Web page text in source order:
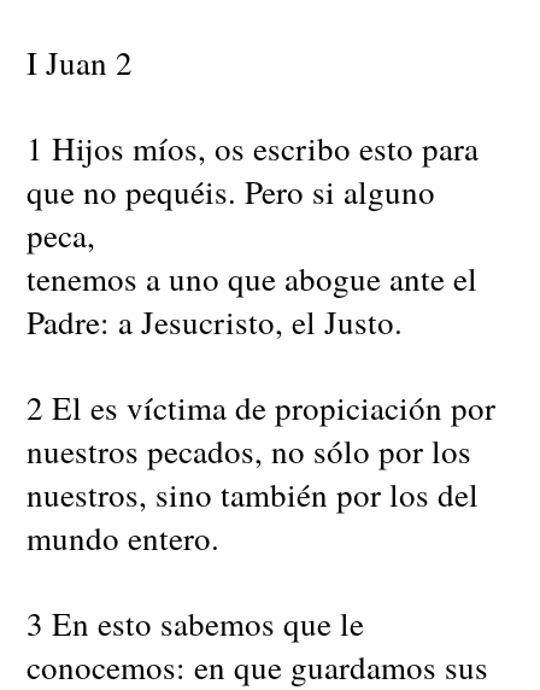
I Juan 2
1 Hijos míos, os escribo esto para
que no pequéis. Pero si alguno
peca,
tenemos a uno que abogue ante el
Padre: a Jesucristo, el Justo.
2 El es víctima de propiciación por
nuestros pecados, no sólo por los
nuestros, sino también por los del
mundo entero.
3 En esto sabemos que le
conocemos: en que guardamos sus